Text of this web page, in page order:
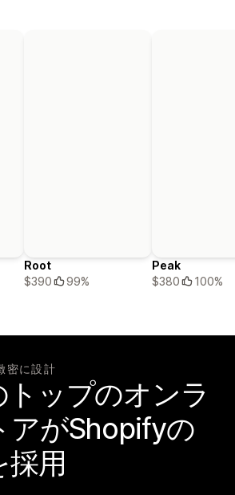
Root
$390
99%
Peak
$380
100%
密に設計
ップのオンラ
アがShopifyの
採用